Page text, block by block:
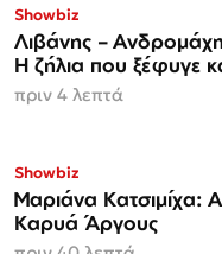
Showbiz
Λιβάνης –
Η ζήλια που ξέφυγε
πριν 4 λεπτά
Showbiz
Μαριάνα Κατσιμίχα:
Καρυά Άργους